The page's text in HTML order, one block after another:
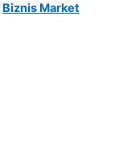
Biznis Market